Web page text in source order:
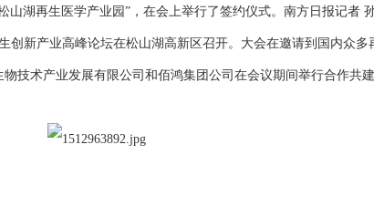
湖再生医学产业园”，在会上举行了签约仪式。南方日报记者
创新产业高峰论坛在松山湖高新区召开。大会在邀请到国内众
技术产业发展有限公司和佰鸿集团公司在会议期间举行合作共